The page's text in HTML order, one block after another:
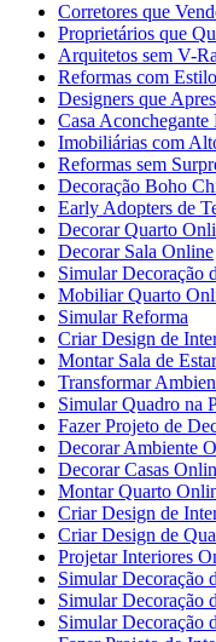
Corretores que
Proprietários que
Arquitetos sem V-
Reformas com
Designers que
Casa
Imobiliárias com
Reformas sem
Decoração Boho
Early Adopters de
Decorar Quarto
Decorar Sala Online
Simular Decoração
Mobiliar Quarto
Simular Reforma
Criar Design de
Montar Sala de
Transformar
Simular Quadro na
Fazer Projeto de
Decorar Ambiente
Decorar Casas
Montar Quarto
Criar Design de
Criar Design de
Projetar Interiores
Simular Decoração
Simular Decoração
Simular Decoração